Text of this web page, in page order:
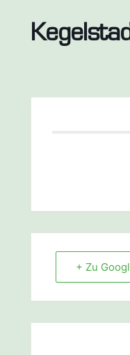
+ Zu